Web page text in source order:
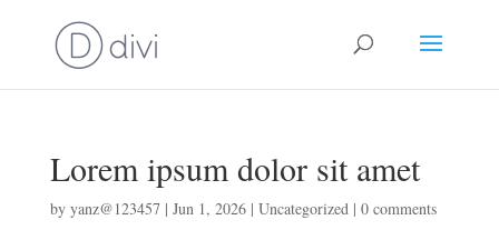
Lorem ipsum dolor sit amet
by yanz@123457| Jun 1, 2026| Uncategorized| 0 comments